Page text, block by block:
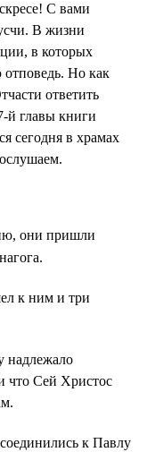
С вами
В жизни
в которых
отповедь. Но как
ответить
й главы книги
сегодня в храмах
они пришли
к ним и три
надлежало
что Сей Христос
к Павлу